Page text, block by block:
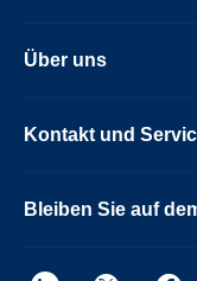
Über uns
Kontakt und
Bleiben Sie auf